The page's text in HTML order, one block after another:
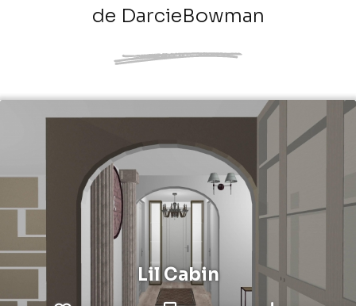
de DarcieBowman
Lil Cabin